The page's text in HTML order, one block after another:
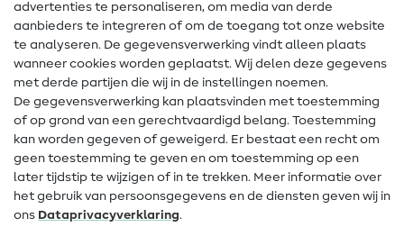
Hulp & contact
Contact
Wijziging van eigenaar
FAQ
Herroepingsrecht
Populair
advertenties te personaliseren, om media van derde
aanbieders te integreren of om de toegang tot onze website
te analyseren. De gegevensverwerking vindt alleen plaats
wanneer cookies worden geplaatst. Wij delen deze gegevens
met derde partijen die wij in de instellingen noemen.
De gegevensverwerking kan plaatsvinden met toestemming
of op grond van een gerechtvaardigd belang. Toestemming
kan worden gegeven of geweigerd. Er bestaat een recht om
geen toestemming te geven en om toestemming op een
later tijdstip te wijzigen of in te trekken. Meer informatie over
het gebruik van persoonsgegevens en de diensten geven wij in
ons Data­privacy­verklaring.